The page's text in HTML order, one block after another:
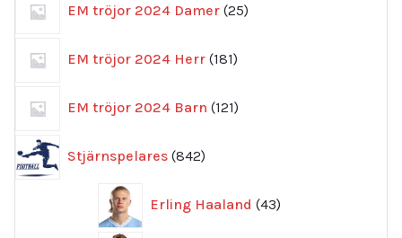
EM tröjor 2024 Damer 25
produkter
EM tröjor 2024 Herr 181
produkter
EM tröjor 2024 Barn 121
produkter
Stjärnspelares 842
produkter
Erling Haaland 43
produkter